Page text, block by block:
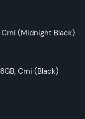
(Midnight Black)
Crni (Black)